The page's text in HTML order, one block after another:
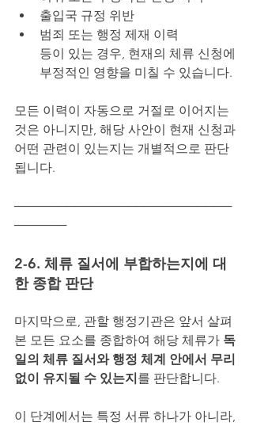
출입국 규정 위반
범죄 또는 행정 제재 이력
등이 있는 경우, 현재의 체류 신청에
부정적인 영향을 미칠 수 있습니다.
모든 이력이 자동으로 거절로 이어지는
것은 아니지만, 해당 사안이 현재 신청과
어떤 관련이 있는지는 개별적으로 판단
됩니다.
─────────────────────────
──────
2-6. 체류 질서에 부합하는지에 대
한 종합 판단
마지막으로, 관할 행정기관은 앞서 살펴
본 모든 요소를 종합하여 해당 체류가 독
일의 체류 질서와 행정 체계 안에서 무리
없이 유지될 수 있는지를 판단합니다.
이 단계에서는 특정 서류 하나가 아니라,